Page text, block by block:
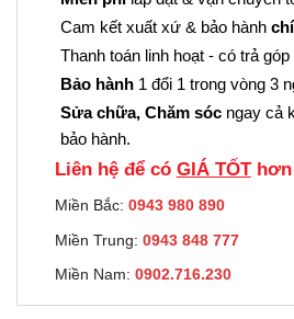
Cam kết xuất xứ & bảo hành
Thanh toán linh hoạt - có trả góp
Bảo hành 1 đổi 1 trong vòng 3
Sửa chữa, Chăm sóc ngay cả
bảo hành.
Liên hệ để có GIÁ TỐThơn
Miền Bắc: 0943 980 890
Miền Trung: 0943 848 777
Miền Nam: 0902.716.230